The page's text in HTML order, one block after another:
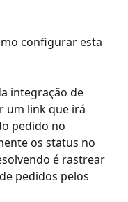
configurar esta
integração de
um link que irá
pedido no
os status no
é rastrear
pedidos pelos